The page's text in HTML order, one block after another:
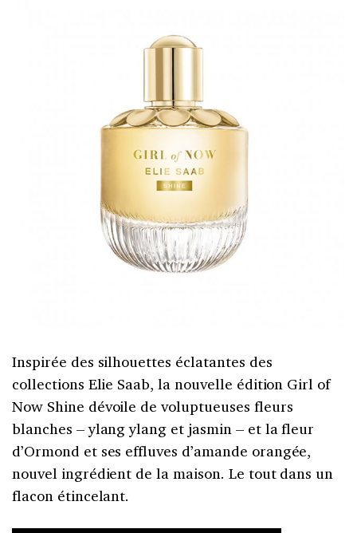
Inspirée des silhouettes éclatantes des
collections Elie Saab, la nouvelle édition Girl of
Now Shine dévoile de voluptueuses fleurs
blanches – ylang ylang et jasmin – et la fleur
d’Ormond et ses effluves d’amande orangée,
nouvel ingrédient de la maison. Le tout dans un
flacon étincelant.